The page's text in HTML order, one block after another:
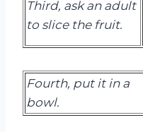
Third, ask an adult
to slice the fruit.
Fourth, put it in a
bowl.